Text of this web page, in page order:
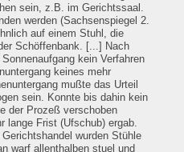
sein, z.B. im Gerichtssaal.
werden (Sachsenspiegel 2.
auf einem Stuhl, die
Schöffenbank. [...] Nach
kein Verfahren
keines mehr
mußte das Urteil
sein. Konnte bis dahin kein
der Prozeß verschoben
lange Frist (Ufschub) ergab.
wurden Stühle
warf allenthalben stuel und